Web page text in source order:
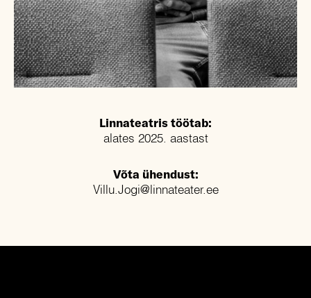
Linnateatris töötab:
alates 2025. aastast
Võta ühendust:
Villu.Jogi@linnateater.ee